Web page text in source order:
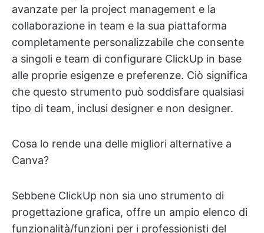
avanzate per la project management e la
collaborazione in team e la sua piattaforma
completamente personalizzabile che consente
a singoli e team di configurare ClickUp in base
alle proprie esigenze e preferenze. Ciò significa
che questo strumento può soddisfare qualsiasi
tipo di team, inclusi designer e non designer.
Cosa lo rende una delle migliori alternative a
Canva?
Sebbene ClickUp non sia uno strumento di
progettazione grafica, offre un ampio elenco di
funzionalità/funzioni per i professionisti del